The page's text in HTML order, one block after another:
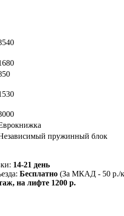
пружинный блок
14-21 день
Бесплатно (За МКАД - 50 р./
на лифте 1200 р.